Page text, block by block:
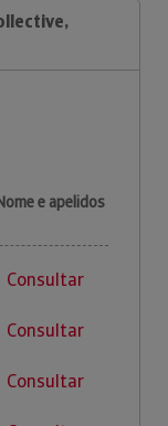
e apelidos
Consultar
Consultar
Consultar